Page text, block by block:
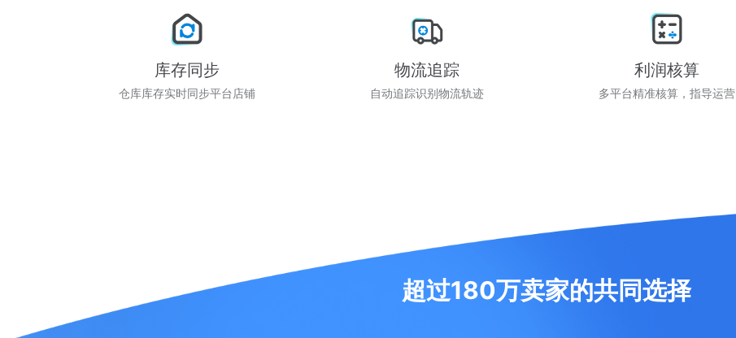
库存同步
仓库库存实时同步平台店铺
物流追踪
自动追踪识别物流轨迹
利润核算
多平台精准核算，指导运营
超过180万卖家的共同选择